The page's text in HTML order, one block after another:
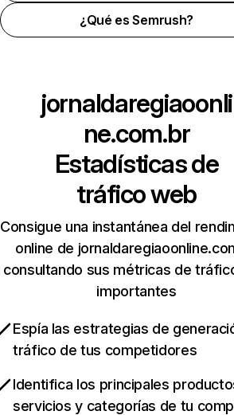
¿Qué es Semrush?
jornaldaregiaoonli
ne.com.br
Estadísticas de
tráfico web
Consigue una instantánea del
online de
consultando sus métricas de
importantes
Espía las estrategias de
tráfico de tus competidores
Identifica los principales
servicios y categorías de tu